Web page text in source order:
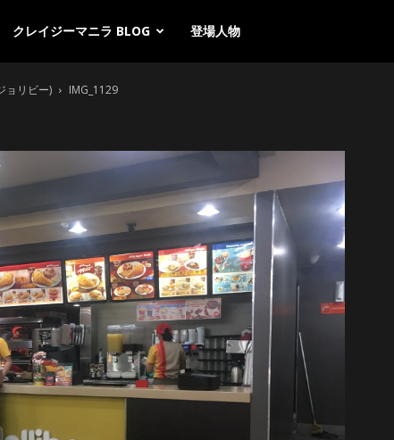
クレイジーマニラ BLOG 登場人物
ョリビー) IMG_1129